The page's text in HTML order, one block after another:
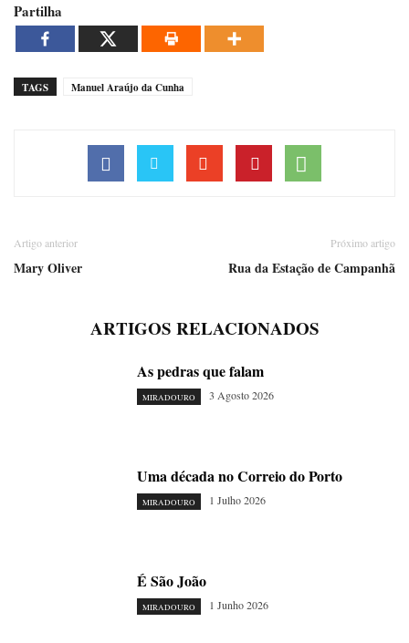
Partilha
TAGS Manuel Araújo da Cunha
Artigo anterior
Mary Oliver
Próximo artigo
Rua da Estação de Campanhã
ARTIGOS RELACIONADOS
As pedras que falam
MIRADOURO 3 Agosto 2026
Uma década no Correio do Porto
MIRADOURO 1 Julho 2026
É São João
MIRADOURO 1 Junho 2026